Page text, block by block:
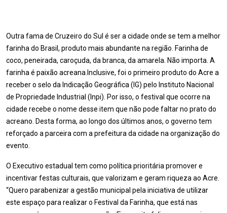
Outra fama de Cruzeiro do Sul é ser a cidade onde se tem a melhor
farinha do Brasil, produto mais abundante na região. Farinha de
coco, peneirada, caroçuda, da branca, da amarela. Não importa. A
farinha é paixão acreana.Inclusive, foi o primeiro produto do Acre a
receber o selo da Indicação Geográfica (IG) pelo Instituto Nacional
de Propriedade Industrial (Inpi). Por isso, o festival que ocorre na
cidade recebe o nome desse item que não pode faltar no prato do
acreano. Desta forma, ao longo dos últimos anos, o governo tem
reforçado a parceira com a prefeitura da cidade na organização do
evento.
O Executivo estadual tem como política prioritária promover e
incentivar festas culturais, que valorizam e geram riqueza ao Acre.
“Quero parabenizar a gestão municipal pela iniciativa de utilizar
este espaço para realizar o Festival da Farinha, que está nas